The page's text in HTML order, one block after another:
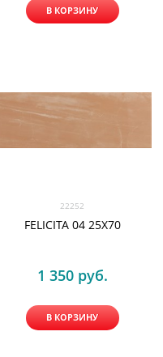
В КОРЗИНУ
22252
FELICITA 04 25X70
1 350 руб.
В КОРЗИНУ